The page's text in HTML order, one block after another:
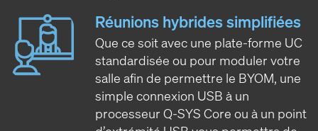
Réunions hybrides simplifiées
Que ce soit avec une plate-forme UC
standardisée ou pour moduler votre
salle afin de permettre le BYOM, une
simple connexion USB à un
processeur Q-SYS Core ou à un point